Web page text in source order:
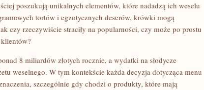
poszukują unikalnych elementów, które nadadzą ich weselu
tortów i egzotycznych deserów, krówki mogą
czy rzeczywiście straciły na popularności, czy może po prostu
8 miliardów złotych rocznie, a wydatki na słodycze
weselnego. W tym kontekście każda decyzja dotycząca menu
szczególnie gdy chodzi o produkty, które mają